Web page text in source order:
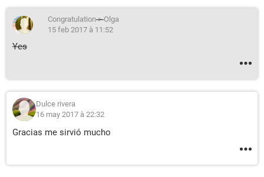
Congratulation>Olga
15 feb 2017 à 11:52
Yes
Dulce rivera
16 may 2017 à 22:32
Gracias me sirvió mucho